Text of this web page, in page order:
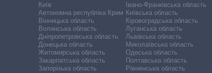
Київ
Автономна республіка Крим
Вінницька область
Волинська область
Дніпропетровська область
Донецька область
Житомирська область
Закарпатська область
Запорізька область
Івано-Франківська область
Київська область
Кіровоградська область
Луганська область
Львівська область
Миколаївська область
Одеська область
Полтавська область
Рівненська область